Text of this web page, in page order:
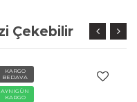
Çekebilir
KARGO
BEDAVA
AYNIGÜN
KARGO